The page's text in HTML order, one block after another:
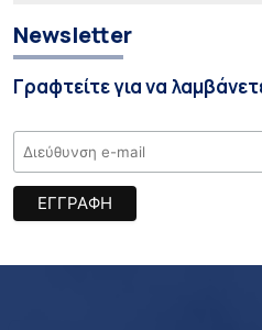
Newsletter
Γραφτείτε για να